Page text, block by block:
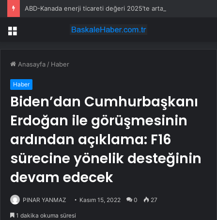
Menü
Anasayfa / Haber
Haber
Biden’dan Cumhurbaşkanı
Erdoğan ile görüşmesinin
ardından açıklama: F16
sürecine yönelik desteğinin
devam edecek
PINAR YANMAZ Kasım 15, 2022 0 27
1 dakika okuma süresi